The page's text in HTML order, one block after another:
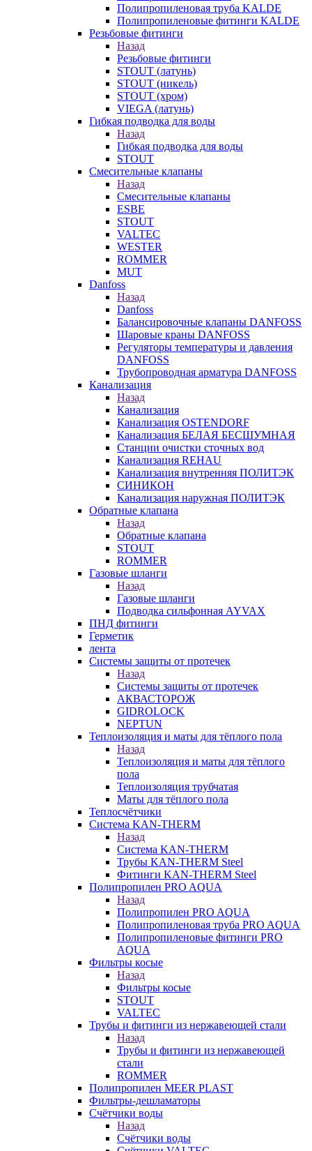
Полипропиленовая труба KALDE
Полипропиленовые фитинги KALDE
Резьбовые фитинги
Назад
Резьбовые фитинги
STOUT (латунь)
STOUT (никель)
STOUT (хром)
VIEGA (латунь)
Гибкая подводка для воды
Назад
Гибкая подводка для воды
STOUT
Смесительные клапаны
Назад
Смесительные клапаны
ESBE
STOUT
VALTEC
WESTER
ROMMER
MUT
Danfoss
Назад
Danfoss
Балансировочные клапаны DANFOSS
Шаровые краны DANFOSS
Регуляторы температуры и давления
DANFOSS
Трубопроводная арматура DANFOSS
Канализация
Назад
Канализация
Канализация OSTENDORF
Канализация БЕЛАЯ БЕСШУМНАЯ
Станции очистки сточных вод
Канализация REHAU
Канализация внутренняя ПОЛИТЭК
СИНИКОН
Канализация наружная ПОЛИТЭК
Обратные клапана
Назад
Обратные клапана
STOUT
ROMMER
Газовые шланги
Назад
Газовые шланги
Подводка сильфонная AYVAX
ПНД фитинги
Герметик
лента
Системы защиты от протечек
Назад
Системы защиты от протечек
АКВАСТОРОЖ
GIDROLOCK
NEPTUN
Теплоизоляция и маты для тёплого пола
Назад
Теплоизоляция и маты для тёплого
пола
Теплоизоляция трубчатая
Маты для тёплого пола
Теплосчётчики
Система KAN-THERM
Назад
Система KAN-THERM
Трубы KAN-THERM Steel
Фитинги KAN-THERM Steel
Полипропилен PRO AQUA
Назад
Полипропилен PRO AQUA
Полипропиленовая труба PRO AQUA
Полипропиленовые фитинги PRO
AQUA
Фильтры косые
Назад
Фильтры косые
STOUT
VALTEC
Трубы и фитинги из нержавеющей стали
Назад
Трубы и фитинги из нержавеющей
стали
ROMMER
Полипропилен MEER PLAST
Фильтры-дешламаторы
Счётчики воды
Назад
Счётчики воды